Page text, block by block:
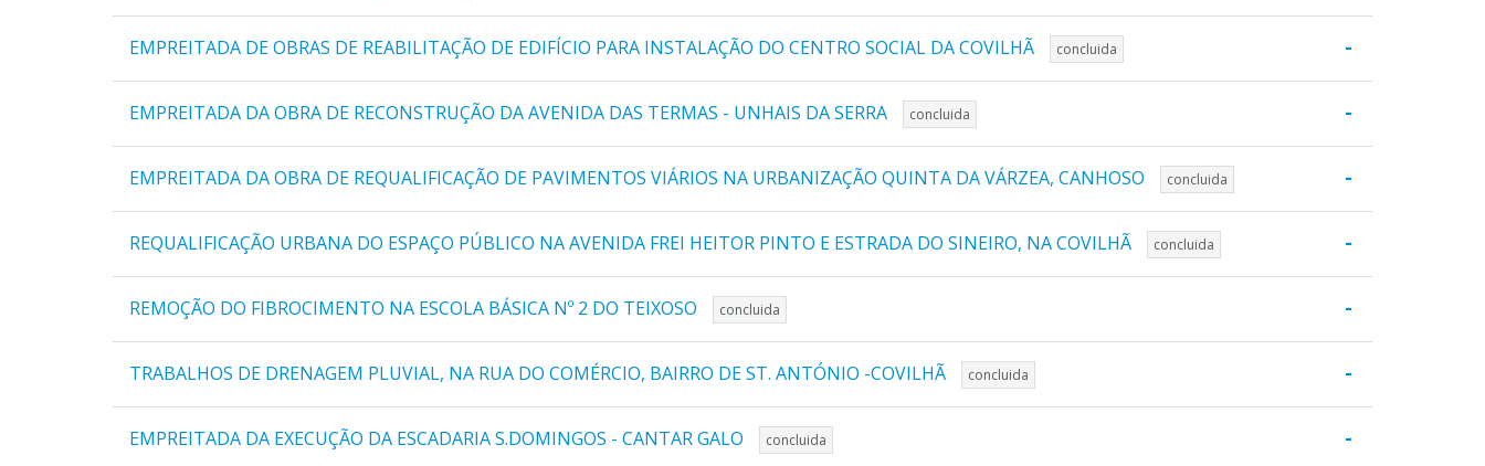
-
EMPREITADA DE OBRAS DE REABILITAÇÃO DE EDIFÍCIO PARA INSTALAÇÃO DO CENTRO SOCIAL DA COVILHÃ concluida
-
EMPREITADA DA OBRA DE RECONSTRUÇÃO DA AVENIDA DAS TERMAS - UNHAIS DA SERRA concluida
-
EMPREITADA DA OBRA DE REQUALIFICAÇÃO DE PAVIMENTOS VIÁRIOS NA URBANIZAÇÃO QUINTA DA VÁRZEA, CANHOSO concluida
-
REQUALIFICAÇÃO URBANA DO ESPAÇO PÚBLICO NA AVENIDA FREI HEITOR PINTO E ESTRADA DO SINEIRO, NA COVILHÃ concluida
-
REMOÇÃO DO FIBROCIMENTO NA ESCOLA BÁSICA Nº 2 DO TEIXOSO concluida
-
TRABALHOS DE DRENAGEM PLUVIAL, NA RUA DO COMÉRCIO, BAIRRO DE ST. ANTÓNIO -COVILHÃ concluida
-
EMPREITADA DA EXECUÇÃO DA ESCADARIA S.DOMINGOS - CANTAR GALO concluida